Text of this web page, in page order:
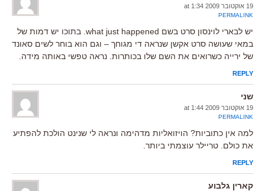
19 אוקטובר 2009 at 1:34
PERMALINK
יש לבארי לוינסון סרט בשם what just happened. בתוכו יש דמות של
במאי שעושה סרט אקשן שנראה די מגוחך – וגם הוא בוחר לשים סאונד
של ירייה כשרואים את השם שלו בכותרות. נראה טפשי באותה מידה.
REPLY
שני
19 אוקטובר 2009 at 1:44
PERMALINK
למה אין כתוביות? הויזואליות מדהימה ונראה לי שנינט הולכת להפתיע
את כולם. טריילר עוצמתי ביותר.
REPLY
קארין גלבוע